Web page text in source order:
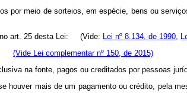
por meio de sorteios, em espécie, bens ou
no art. 25 desta Lei: (Vide: Lei nº 8.134, de 1990,
(Vide Lei complementar nº 150, de 2015)
na fonte, pagos ou creditados por pessoas
mais de um pagamento ou crédito, pela